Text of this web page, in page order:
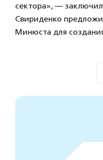
сектора», —
Свириденко
Минюста для